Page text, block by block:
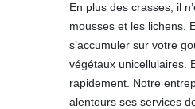
En plus des crasses, il
mousses et les lichens.
s’accumuler sur votre
végétaux unicellulaires.
rapidement. Notre
alentours ses services